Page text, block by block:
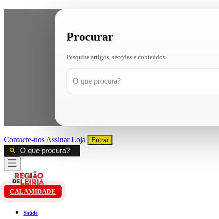
Procurar
Pesquise artigos, secções e conteúdos
Contacte-nos AssinarLoja Entrar
CALAMIDADE
Saúde